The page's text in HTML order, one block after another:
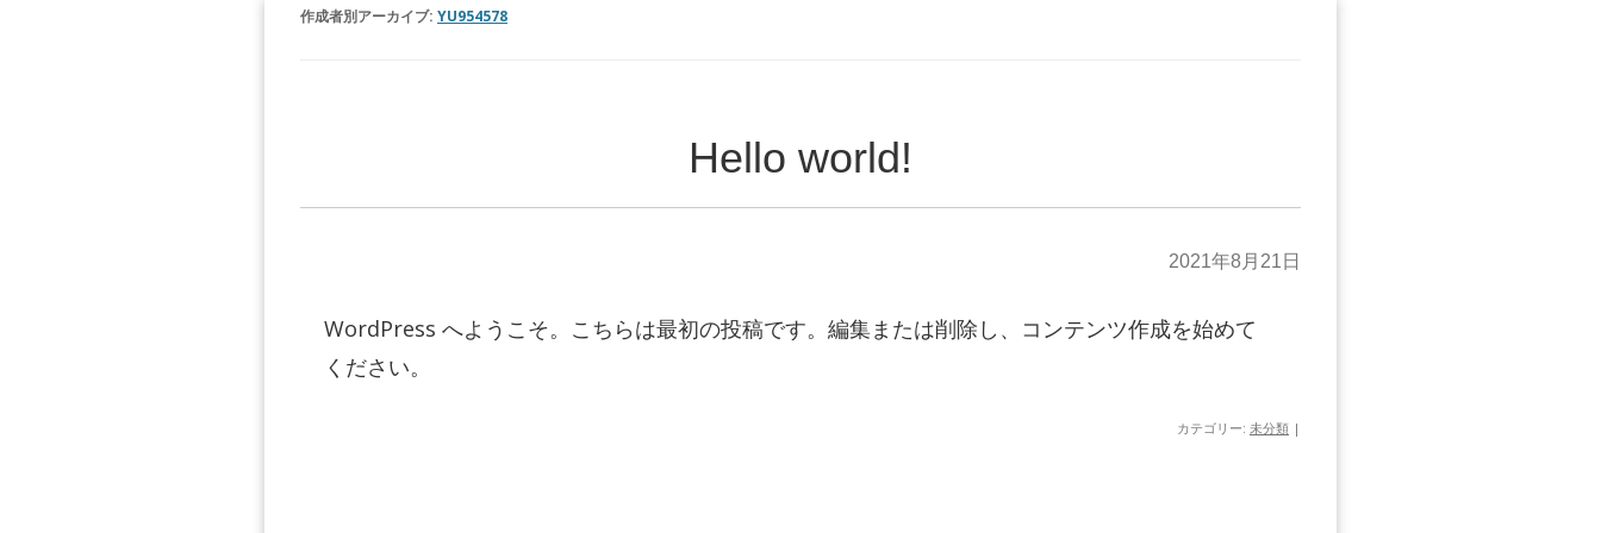
作成者別アーカイブ: YU954578
Hello world!
2021年8月21日
WordPress へようこそ。こちらは最初の投稿です。編集または削除し、コンテンツ作成を始めて
ください。
カテゴリー: 未分類 |